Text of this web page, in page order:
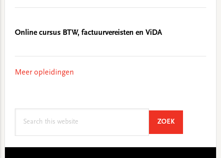
Online cursus BTW, factuurvereisten en ViDA
Meer opleidingen
ZOEKSEARCH